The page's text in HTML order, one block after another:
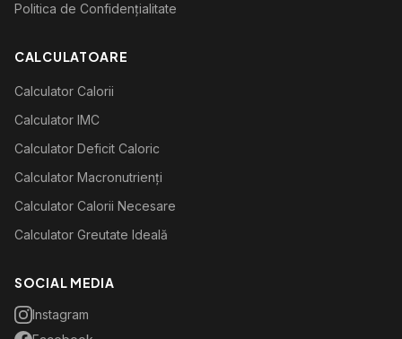
Politica de Confidențialitate
CALCULATOARE
Calculator Calorii
Calculator IMC
Calculator Deficit Caloric
Calculator Macronutrienți
Calculator Calorii Necesare
Calculator Greutate Ideală
SOCIAL MEDIA
Instagram